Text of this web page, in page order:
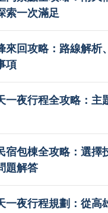
索一次滿足
來回攻略：路線解析
項
一夜行程全攻略：主
宿包棟全攻略：選擇
題解答
一夜行程規劃：從高